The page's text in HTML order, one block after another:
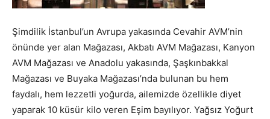
Şimdilik İstanbul’un Avrupa yakasında Cevahir AVM’nin
önünde yer alan Mağazası, Akbatı AVM Mağazası, Kanyon
AVM Mağazası ve Anadolu yakasında, Şaşkınbakkal
Mağazası ve Buyaka Mağazası’nda bulunan bu hem
faydalı, hem lezzetli yoğurda, ailemizde özellikle diyet
yaparak 10 küsür kilo veren Eşim bayılıyor. Yağsız Yoğurt